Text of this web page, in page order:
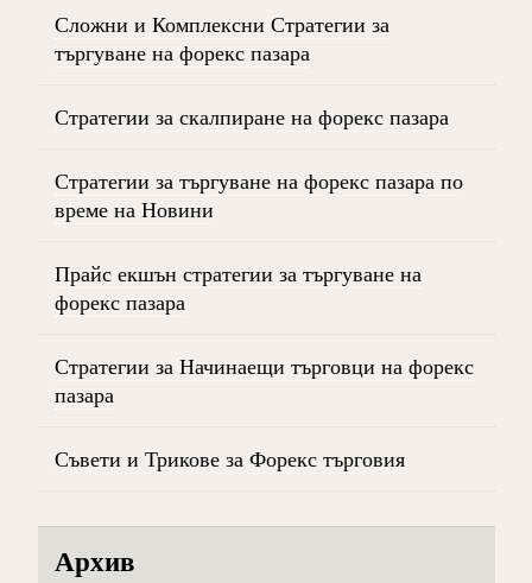
Сложни и Комплексни Стратегии за
търгуване на форекс пазара
Стратегии за скалпиране на форекс пазара
Стратегии за търгуване на форекс пазара по
време на Новини
Прайс екшън стратегии за търгуване на
форекс пазара
Стратегии за Начинаещи търговци на форекс
пазара
Съвети и Трикове за Форекс търговия
Архив